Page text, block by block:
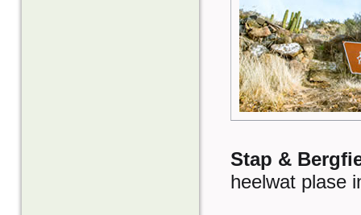
Stap &
heelwat plase